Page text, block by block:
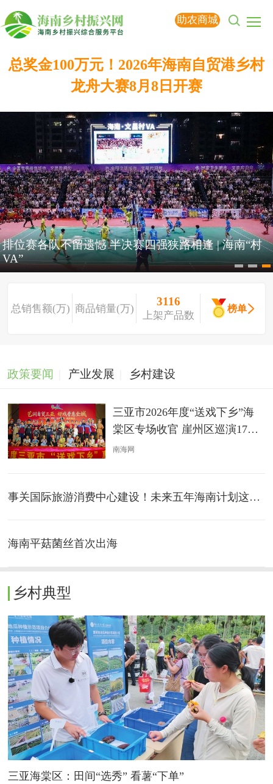
助农商城
总奖金100万元！2026年海南自贸港乡村
龙舟大赛8月8日开赛
一亩地挣两茬钱 三亚探索接茬种植新模式
总销售额(万) 商品销量(万)
3116
上架产品数
榜单
政策要闻 产业发展 乡村建设
三亚市​2026年度“送戏下乡”海
棠区专场收官 崖州区巡演17日
开启
南海网
事关国际旅游消费中心建设！未来五年海南计划这样干→
海南平菇菌丝首次出海
乡村典型
三亚海棠区：田间“选秀” 看薯“下单”